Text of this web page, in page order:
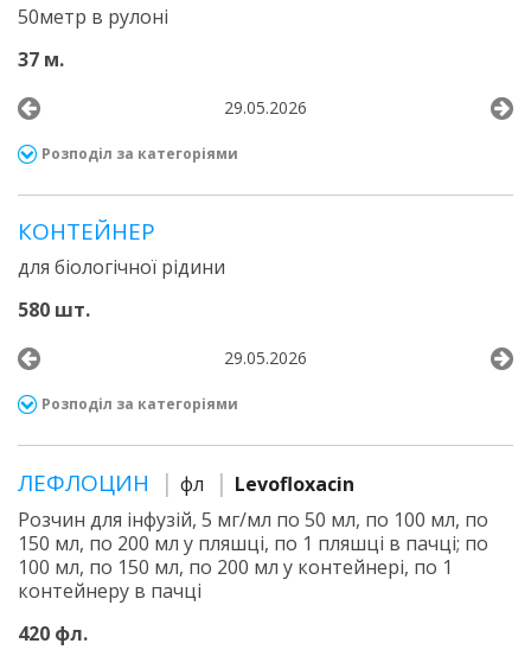
50метр в рулоні
37 м.
29.05.2026
Розподіл за категоріями
КОНТЕЙНЕР
для біологічної рідини
580 шт.
29.05.2026
Розподіл за категоріями
ЛЕФЛОЦИН фл
Levofloxacin
Розчин для інфузій, 5 мг/мл по 50 мл, по 100 мл, по
150 мл, по 200 мл у пляшці, по 1 пляшці в пачці; по
100 мл, по 150 мл, по 200 мл у контейнері, по 1
контейнеру в пачці
420 фл.